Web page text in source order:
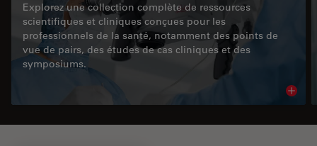
Explorez une collection complète de ressources
scientifiques et cliniques conçues pour les
professionnels de la santé, notamment des points de
vue de pairs, des études de cas cliniques et des
symposiums.